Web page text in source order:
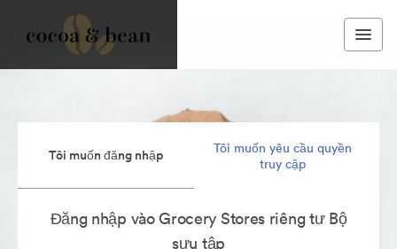
Tôi muốn đăng nhập
Tôi muốn yêu cầu quyền
truy cập
Đăng nhập vào Grocery Stores riêng tư Bộ
sưu tập